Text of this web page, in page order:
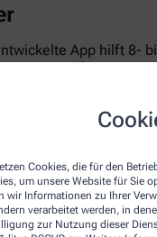
Cookies, die für den
um unsere Website für Sie
wir Informationen zu Ihrer
verarbeitet werden, in
zur Nutzung dieser
App hilft 8-
Übungen
laden dazu ein,